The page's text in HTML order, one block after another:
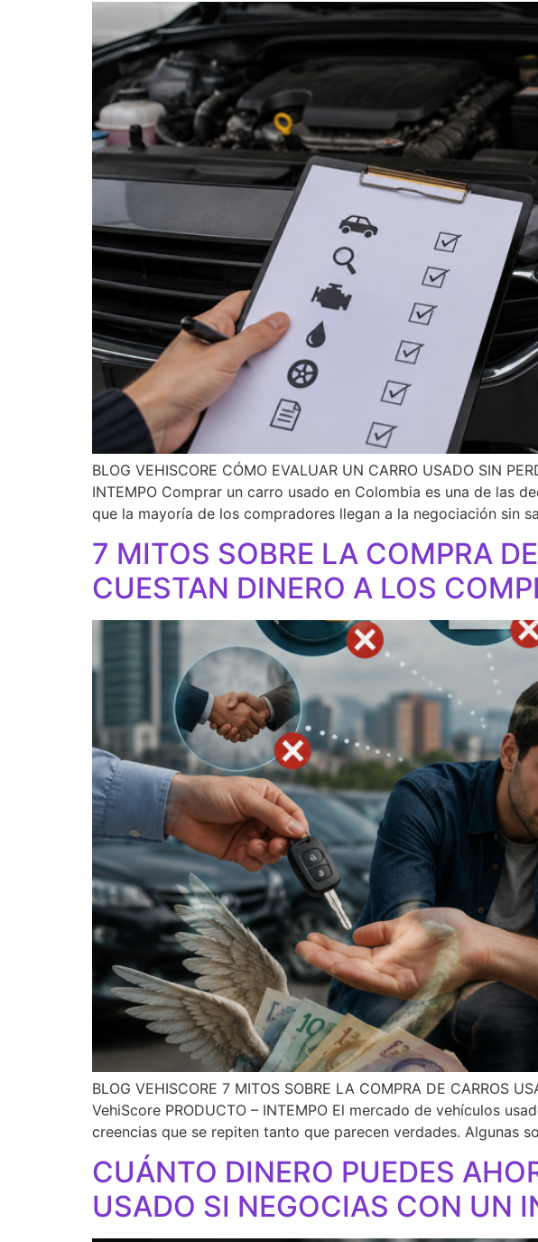
BLOG VEHISCORE CÓMO EVALUAR UN CARRO USADO SIN
INTEMPO Comprar un carro usado en Colombia es una de las
que la mayoría de los compradores llegan a la negociación sin
7 MITOS SOBRE LA COMPRA
CUESTAN DINERO A LOS
BLOG VEHISCORE 7 MITOS SOBRE LA COMPRA DE CARROS
VehiScore PRODUCTO – INTEMPO El mercado de vehículos
creencias que se repiten tanto que parecen verdades. Algunas
CUÁNTO DINERO PUEDES
USADO SI NEGOCIAS CON UN